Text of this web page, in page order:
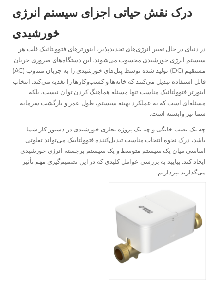
درک نقش حیاتی اجزای سیستم انرژی
خورشیدی
در دنیای در حال تغییر انرژی‌های تجدیدپذیر، اینورترهای فتوولتائیک قلب هر
سیستم انرژی خورشیدی محسوب می‌شوند. این دستگاه‌های ضروری جریان
مستقیم (DC) تولید شده توسط پنل‌های خورشیدی را به جریان متناوب (AC)
قابل استفاده تبدیل می‌کنند که خانه‌ها و کسب‌وکارها را تغذیه می‌کند. انتخاب
اینورتر فتوولتائیک مناسب تنها مسئله هماهنگ کردن توان نیست، بلکه
مسئله‌ای است که به عملکرد بهینه سیستم، طول عمر و بازگشت سرمایه
شما نیز وابسته است.
چه یک نصب خانگی و چه یک پروژه تجاری خورشیدی در دستور کار شما
باشد، درک نحوه انتخاب مناسب تبدیل‌کننده فتوولتاییک می‌تواند تفاوتی
اساسی میان یک سیستم متوسط و یک سیستم برجسته انرژی خورشیدی
ایجاد کند. بیایید به بررسی عوامل کلیدی که در این تصمیم‌گیری مهم تأثیر
می‌گذارند بپردازیم.